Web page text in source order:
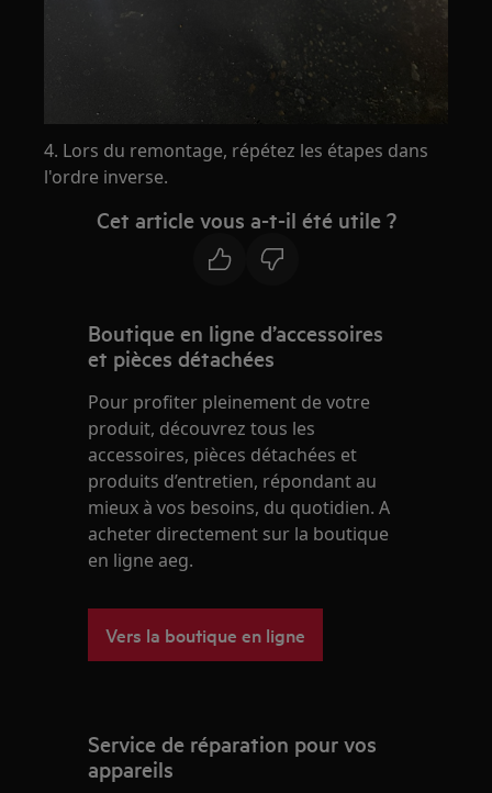
4. Lors du remontage, répétez les étapes dans
l'ordre inverse.
Cet article vous a-t-il été utile ?
Boutique en ligne d’accessoires
et pièces détachées
Pour profiter pleinement de votre
produit, découvrez tous les
accessoires, pièces détachées et
produits d’entretien, répondant au
mieux à vos besoins, du quotidien. A
acheter directement sur la boutique
en ligne aeg.
Vers la boutique en ligne
Service de réparation pour vos
appareils